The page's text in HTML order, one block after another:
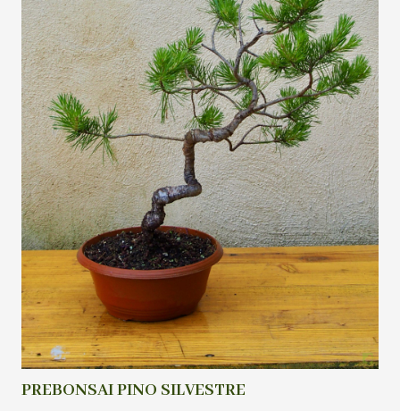
PREBONSAI PINO SILVESTRE